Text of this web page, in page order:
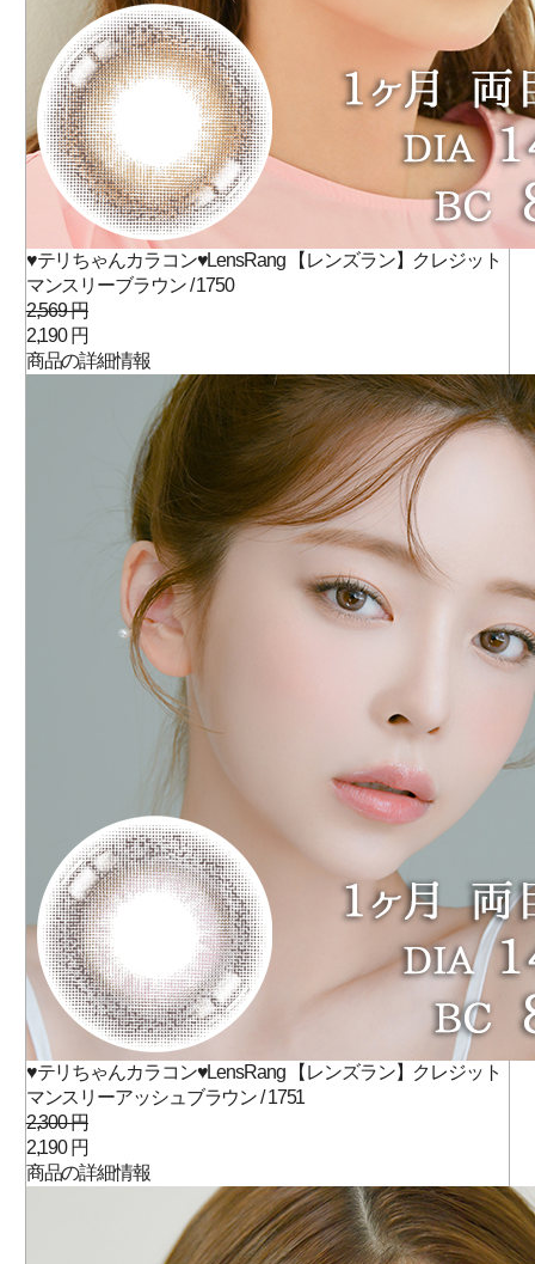
♥テリちゃんカラコン♥LensRang 【レンズラン】クレジット
マンスリーブラウン / 1750
2,569 円
2,190 円
商品の詳細情報
♥テリちゃんカラコン♥LensRang 【レンズラン】クレジット
マンスリーアッシュブラウン / 1751
2,300 円
2,190 円
商品の詳細情報